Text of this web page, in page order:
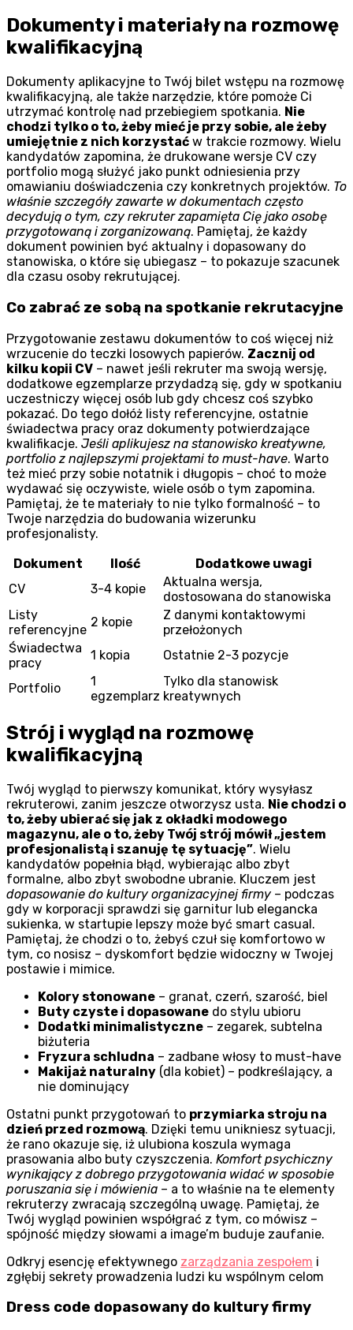
Dokumenty i materiały na rozmowę
kwalifikacyjną
Dokumenty aplikacyjne to Twój bilet wstępu na rozmowę
kwalifikacyjną, ale także narzędzie, które pomoże Ci
utrzymać kontrolę nad przebiegiem spotkania. Nie
chodzi tylko o to, żeby mieć je przy sobie, ale żeby
umiejętnie z nich korzystać w trakcie rozmowy. Wielu
kandydatów zapomina, że drukowane wersje CV czy
portfolio mogą służyć jako punkt odniesienia przy
omawianiu doświadczenia czy konkretnych projektów. To
właśnie szczegóły zawarte w dokumentach często
decydują o tym, czy rekruter zapamięta Cię jako osobę
przygotowaną i zorganizowaną. Pamiętaj, że każdy
dokument powinien być aktualny i dopasowany do
stanowiska, o które się ubiegasz – to pokazuje szacunek
dla czasu osoby rekrutującej.
Co zabrać ze sobą na spotkanie rekrutacyjne
Przygotowanie zestawu dokumentów to coś więcej niż
wrzucenie do teczki losowych papierów. Zacznij od
kilku kopii CV – nawet jeśli rekruter ma swoją wersję,
dodatkowe egzemplarze przydadzą się, gdy w spotkaniu
uczestniczy więcej osób lub gdy chcesz coś szybko
pokazać. Do tego dołóż listy referencyjne, ostatnie
świadectwa pracy oraz dokumenty potwierdzające
kwalifikacje. Jeśli aplikujesz na stanowisko kreatywne,
portfolio z najlepszymi projektami to must-have. Warto
też mieć przy sobie notatnik i długopis – choć to może
wydawać się oczywiste, wiele osób o tym zapomina.
Pamiętaj, że te materiały to nie tylko formalność – to
Twoje narzędzia do budowania wizerunku
profesjonalisty.
Dokument
Ilość
Dodatkowe uwagi
CV
3-4 kopie
Aktualna wersja,
dostosowana do stanowiska
Listy
referencyjne
2 kopie
Z danymi kontaktowymi
przełożonych
Świadectwa
pracy
1 kopia Ostatnie 2-3 pozycje
Portfolio
1
egzemplarz
Tylko dla stanowisk
kreatywnych
Strój i wygląd na rozmowę
kwalifikacyjną
Twój wygląd to pierwszy komunikat, który wysyłasz
rekruterowi, zanim jeszcze otworzysz usta. Nie chodzi o
to, żeby ubierać się jak z okładki modowego
magazynu, ale o to, żeby Twój strój mówił „jestem
profesjonalistą i szanuję tę sytuację”. Wielu
kandydatów popełnia błąd, wybierając albo zbyt
formalne, albo zbyt swobodne ubranie. Kluczem jest
dopasowanie do kultury organizacyjnej firmy – podczas
gdy w korporacji sprawdzi się garnitur lub elegancka
sukienka, w startupie lepszy może być smart casual.
Pamiętaj, że chodzi o to, żebyś czuł się komfortowo w
tym, co nosisz – dyskomfort będzie widoczny w Twojej
postawie i mimice.
Kolory stonowane – granat, czerń, szarość, biel
Buty czyste i dopasowane do stylu ubioru
Dodatki minimalistyczne – zegarek, subtelna
biżuteria
Fryzura schludna – zadbane włosy to must-have
Makijaż naturalny (dla kobiet) – podkreślający, a
nie dominujący
Ostatni punkt przygotowań to przymiarka stroju na
dzień przed rozmową. Dzięki temu unikniesz sytuacji,
że rano okazuje się, iż ulubiona koszula wymaga
prasowania albo buty czyszczenia. Komfort psychiczny
wynikający z dobrego przygotowania widać w sposobie
poruszania się i mówienia – a to właśnie na te elementy
rekruterzy zwracają szczególną uwagę. Pamiętaj, że
Twój wygląd powinien współgrać z tym, co mówisz –
spójność między słowami a image’m buduje zaufanie.
Odkryj esencję efektywnego zarządzania zespołem i
zgłębij sekrety prowadzenia ludzi ku wspólnym celom
Dress code dopasowany do kultury firmy